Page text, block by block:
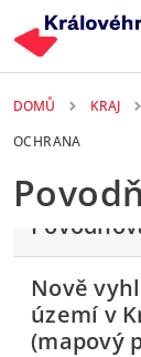
DOMŮ KRAJ
OCHRANA
Nově
území v
(mapový